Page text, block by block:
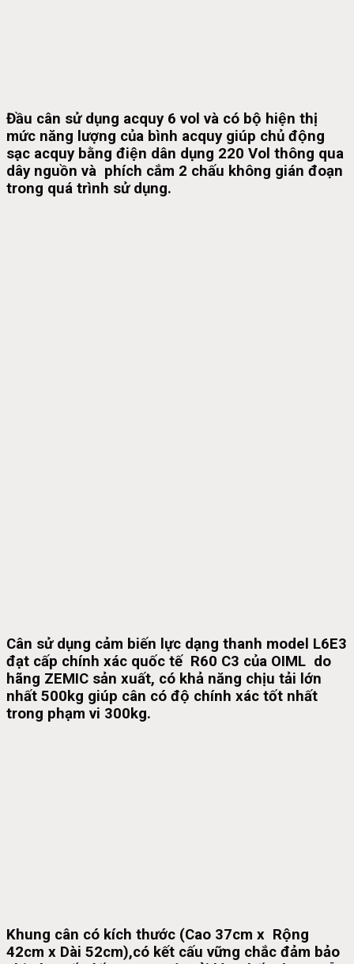
Đầu cân sử dụng acquy 6 vol và có bộ hiện thị
mức năng lượng của bình acquy giúp chủ động
sạc acquy bằng điện dân dụng 220 Vol thông qua
dây nguồn và phích cắm 2 chấu không gián đoạn
trong quá trình sử dụng.
Cân sử dụng cảm biến lực dạng thanh model L6E3
đạt cấp chính xác quốc tế R60 C3 của OIML do
hãng ZEMIC sản xuất, có khả năng chịu tải lớn
nhất 500kg giúp cân có độ chính xác tốt nhất
trong phạm vi 300kg.
Khung cân có kích thước (Cao 37cm x Rộng
42cm x Dài 52cm),có kết cấu vững chắc đảm bảo